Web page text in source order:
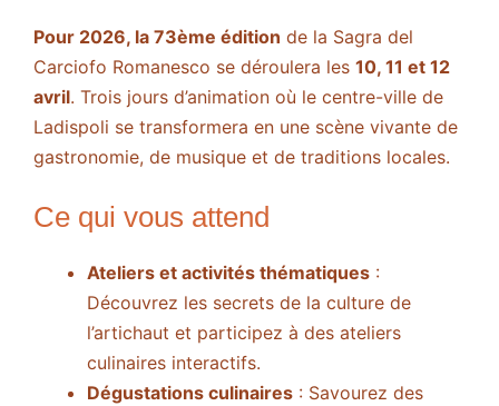
Pour 2026, la 73ème édition de la Sagra del
Carciofo Romanesco se déroulera les 10, 11 et 12
avril. Trois jours d’animation où le centre-ville de
Ladispoli se transformera en une scène vivante de
gastronomie, de musique et de traditions locales.
Ce qui vous attend
Ateliers et activités thématiques :
Découvrez les secrets de la culture de
l’artichaut et participez à des ateliers
culinaires interactifs.
Dégustations culinaires : Savourez des